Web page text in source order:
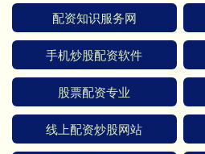
配资知识服务网
手机炒股配资软件
股票配资专业
线上配资炒股网站